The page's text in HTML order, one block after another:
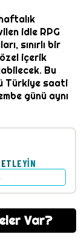
idle RPG
sınırlı bir
içerik
Bu
Türkiye saati
günü aynı
Var?